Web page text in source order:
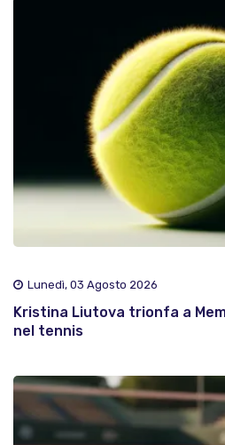
Lunedì, 03 Agosto 2026
Kristina Liutova trionfa a
nel tennis